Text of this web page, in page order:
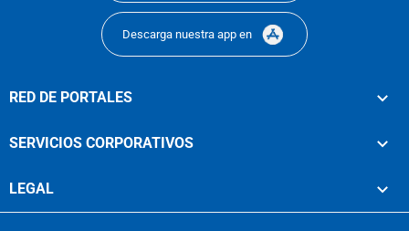
Descarga nuestra app en
RED DE PORTALES
SERVICIOS CORPORATIVOS
LEGAL